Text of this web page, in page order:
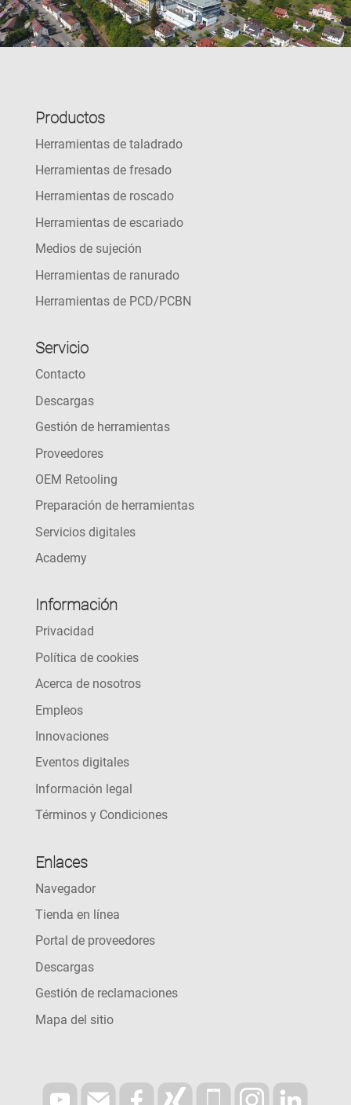
Productos
Herramientas de taladrado
Herramientas de fresado
Herramientas de roscado
Herramientas de escariado
Medios de sujeción
Herramientas de ranurado
Herramientas de PCD/PCBN
Servicio
Contacto
Descargas
Gestión de herramientas
Proveedores
OEM Retooling
Preparación de herramientas
Servicios digitales
Academy
Información
Privacidad
Política de cookies
Acerca de nosotros
Empleos
Innovaciones
Eventos digitales
Información legal
Términos y Condiciones
Enlaces
Navegador
Tienda en línea
Portal de proveedores
Descargas
Gestión de reclamaciones
Mapa del sitio